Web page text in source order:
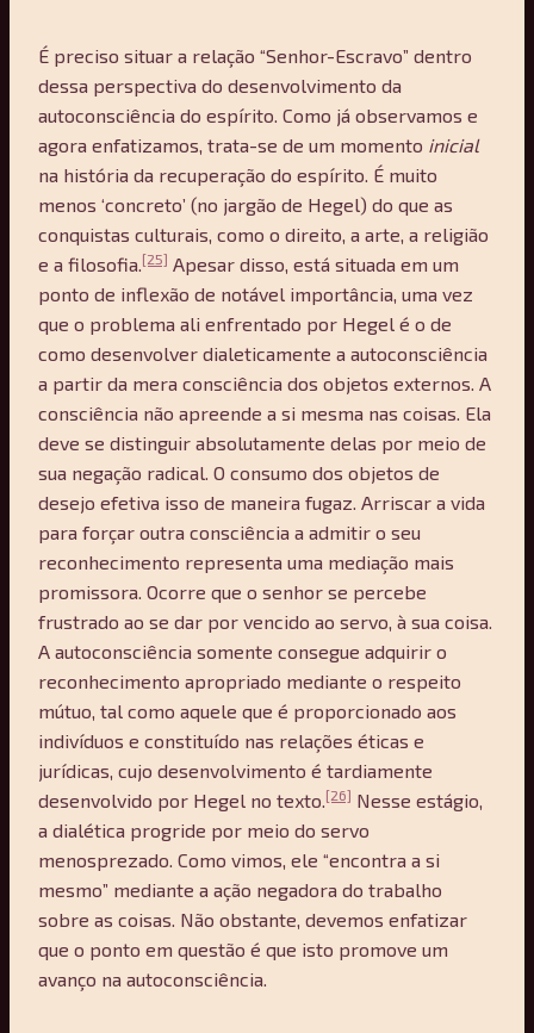
É preciso situar a relação “Senhor-Escravo” dentro
dessa perspectiva do desenvolvimento da
autoconsciência do espírito. Como já observamos e
agora enfatizamos, trata-se de um momento inicial
na história da recuperação do espírito. É muito
menos ‘concreto’ (no jargão de Hegel) do que as
conquistas culturais, como o direito, a arte, a religião
e a filosofia.[25] Apesar disso, está situada em um
ponto de inflexão de notável importância, uma vez
que o problema ali enfrentado por Hegel é o de
como desenvolver dialeticamente a autoconsciência
a partir da mera consciência dos objetos externos. A
consciência não apreende a si mesma nas coisas. Ela
deve se distinguir absolutamente delas por meio de
sua negação radical. O consumo dos objetos de
desejo efetiva isso de maneira fugaz. Arriscar a vida
para forçar outra consciência a admitir o seu
reconhecimento representa uma mediação mais
promissora. Ocorre que o senhor se percebe
frustrado ao se dar por vencido ao servo, à sua coisa.
A autoconsciência somente consegue adquirir o
reconhecimento apropriado mediante o respeito
mútuo, tal como aquele que é proporcionado aos
indivíduos e constituído nas relações éticas e
jurídicas, cujo desenvolvimento é tardiamente
desenvolvido por Hegel no texto.[26] Nesse estágio,
a dialética progride por meio do servo
menosprezado. Como vimos, ele “encontra a si
mesmo” mediante a ação negadora do trabalho
sobre as coisas. Não obstante, devemos enfatizar
que o ponto em questão é que isto promove um
avanço na autoconsciência.